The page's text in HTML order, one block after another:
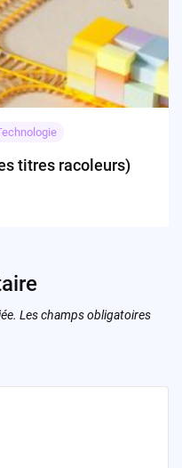
titres racoleurs)
Les champs obligatoires